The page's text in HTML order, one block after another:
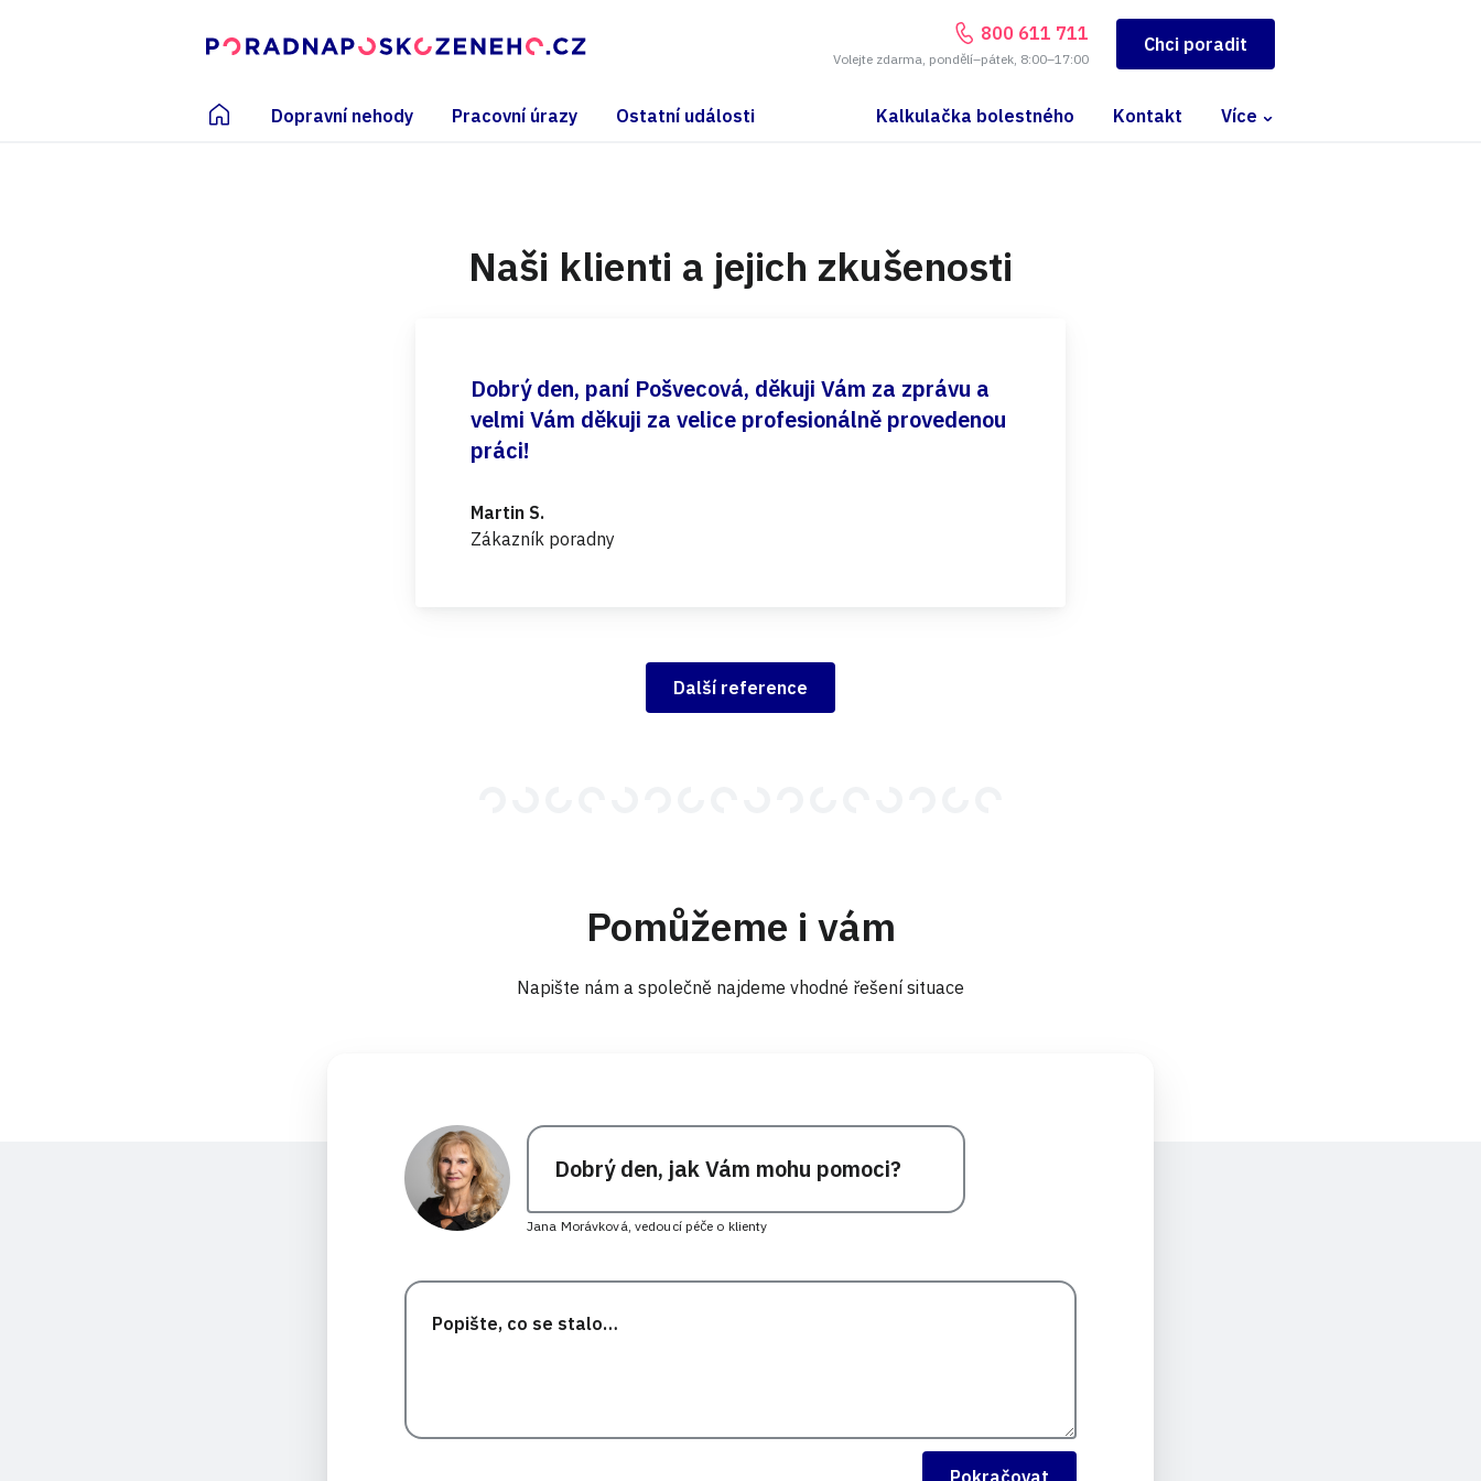
800 611 711
Volejte zdarma, pondělí–pátek, 8:00–17:00
Chci poradit
Dopravní nehody Pracovní úrazy Ostatní události Kalkulačka bolestného Kontakt Více
Naši klienti a jejich zkušenosti
Dobrý den, paní Pošvecová, děkuji Vám za zprávu a
velmi Vám děkuji za velice profesionálně provedenou
práci!
Martin S.
Zákazník poradny
Další reference
Pomůžeme i vám
Napište nám a společně najdeme vhodné řešení situace
Dobrý den, jak Vám mohu pomoci?
Jana Morávková, vedoucí péče o klienty
Pokračovat